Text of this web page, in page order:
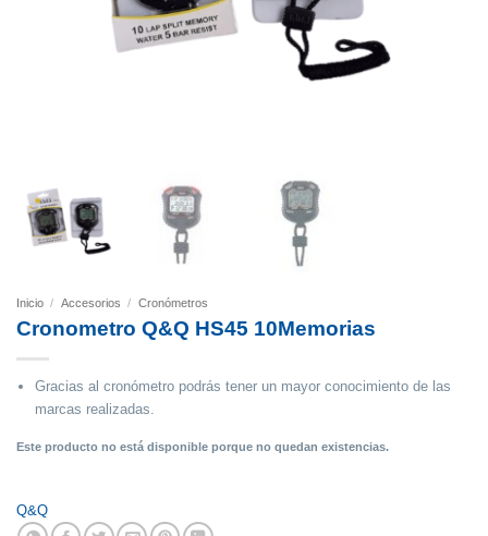
Inicio / Accesorios / Cronómetros
Cronometro Q&Q HS45 10Memorias
Gracias al cronómetro podrás tener un mayor conocimiento de las
marcas realizadas.
Este producto no está disponible porque no quedan existencias.
Q&Q